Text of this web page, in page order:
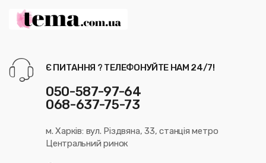
Є ПИТАННЯ ? ТЕЛЕФОНУЙТЕ НАМ 24/7!
050-587-97-64
068-637-75-73
м. Харків: вул. Різдвяна, 33, станція метро
Центральний ринок